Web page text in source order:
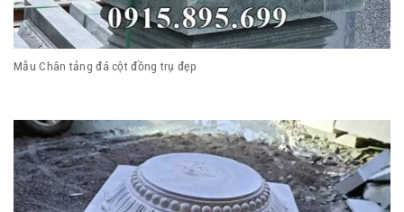
Mẫu Chân tảng đá cột đồng trụ đẹp